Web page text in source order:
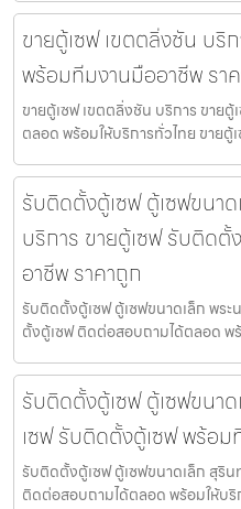
ขายตู้เซฟ เขตตลิ่งชัน บริ
พร้อมทีมงานมืออาชีพ รา
ขายตู้เซฟ เขตตลิ่งชัน บริการ ขาย
ตลอด พร้อมให้บริการทั่วไทย ขายตู้
รับติดตั้งตู้เซฟ ตู้เซฟขนา
บริการ ขายตู้เซฟ รับติด
อาชีพ ราคาถูก
รับติดตั้งตู้เซฟ ตู้เซฟขนาดเล็ก พร
ตั้งตู้เซฟ ติดต่อสอบถามได้ตลอด พ
รับติดตั้งตู้เซฟ ตู้เซฟขนา
เซฟ รับติดตั้งตู้เซฟ พร้อ
รับติดตั้งตู้เซฟ ตู้เซฟขนาดเล็ก สุริ
ติดต่อสอบถามได้ตลอด พร้อมให้บริ